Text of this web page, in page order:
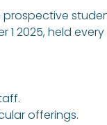
prospective
1 2025, held every
offerings.